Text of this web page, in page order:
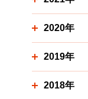
2020年
2019年
2018年